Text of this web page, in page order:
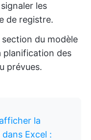
les
de registre.
du modèle
planification des
prévues.
la
Excel :